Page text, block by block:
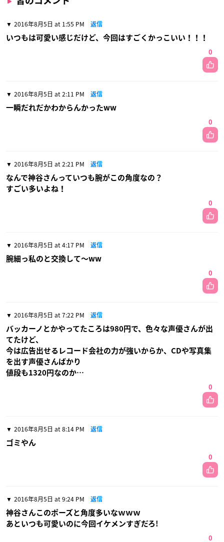
2016年8月5日 at 1:55 PM 返信
いつもは可愛い感じだけど、今回はすごくかっこいい！！！
0
2016年8月5日 at 2:11 PM 返信
一瞬だれだかわからんかったww
0
2016年8月5日 at 2:21 PM 返信
なんで神谷さんっていつも腕がこの角度なの？
すごい多いよね！
0
2016年8月5日 at 4:17 PM 返信
腕細っ私のと交換して〜ww
0
2016年8月5日 at 7:22 PM 返信
バッカーノとかやってたころは980円で、色々な声優さんが出
てたけど、
今は広告出せるレコード会社の力が強いからか、CDや写真集
を出す声優さんばかり
値段も1320円なのか…
0
2016年8月5日 at 8:14 PM 返信
ゴミやん
0
2016年8月5日 at 9:24 PM 返信
神谷さんこのポーズと角度多いなｗｗｗ
あといつも可愛いのに今回イケメンすぎだろ!
0